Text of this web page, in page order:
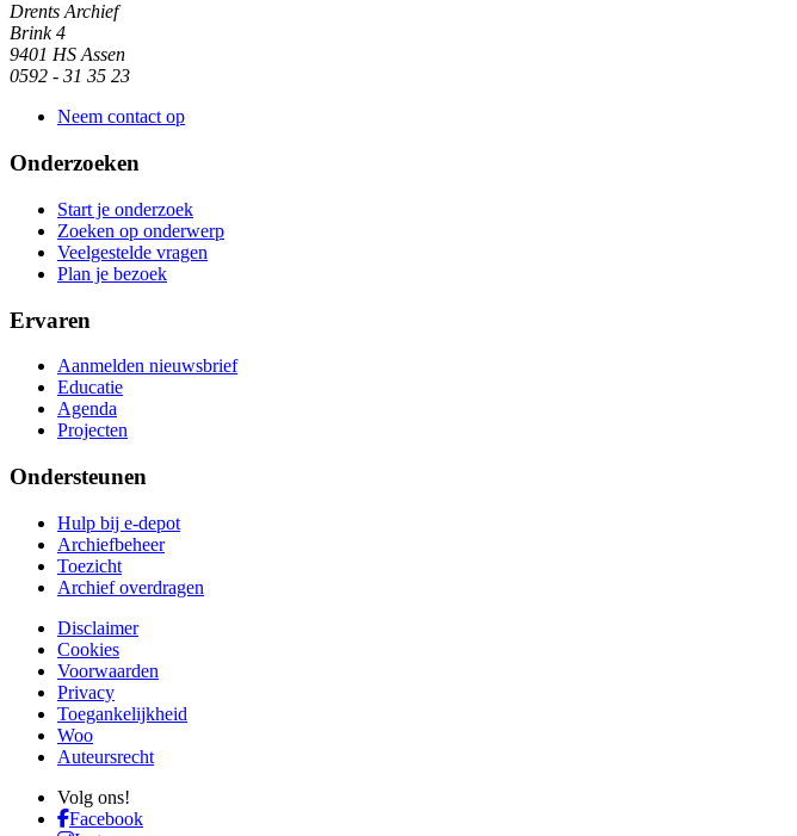
Drents Archief
Brink 4
9401 HS Assen
0592 - 31 35 23
Neem contact op
Onderzoeken
Start je onderzoek
Zoeken op onderwerp
Veelgestelde vragen
Plan je bezoek
Ervaren
Aanmelden nieuwsbrief
Educatie
Agenda
Projecten
Ondersteunen
Hulp bij e-depot
Archiefbeheer
Toezicht
Archief overdragen
Disclaimer
Cookies
Voorwaarden
Privacy
Toegankelijkheid
Woo
Auteursrecht
Volg ons!
Facebook